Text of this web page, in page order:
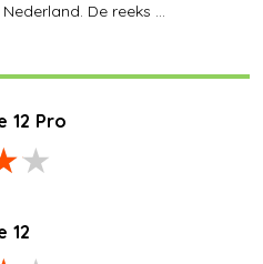
De reeks ...
12 Pro
12